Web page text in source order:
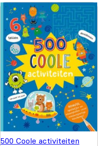
500 Coole activiteiten